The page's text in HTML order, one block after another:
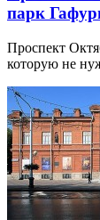
парк
Проспект
которую не